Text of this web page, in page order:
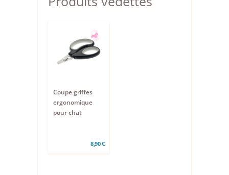
Coupe griffes
ergonomique
pour chat
8,90 €